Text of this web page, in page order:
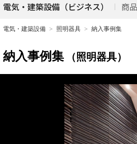
電気・建築設備（ビジネス） 商
電気・建築設備 照明器具 納入事例集
納入事例集 （照明器具）